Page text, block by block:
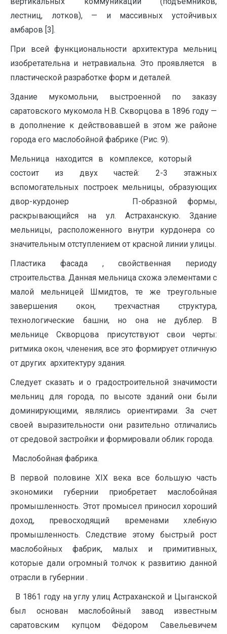
лестниц, лотков), — и массивных устойчивых
амбаров [3].
При всей функциональности архитектура мельниц
изобретательна и нетравиальна. Это проявляется в
пластической разработке форм и деталей.
Здание мукомольни, выстроенной по заказу
саратовского мукомола Н.В. Скворцова в 1896 году —
в дополнение к действовавшей в этом же районе
города его маслобойной фабрике (Рис. 9).
Мельница находится в комплексе, который
состоит из двух частей: 2-3 этажных
вспомогательных построек мельницы, образующих
двор-курдонер П-образной формы,
раскрывающийся на ул. Астраханскую. Здание
мельницы, расположенного внутри курдонера со
значительным отступлением от красной линии улицы.
Пластика фасада , свойственная периоду
строительства. Данная мельница схожа элементами с
малой мельницей Шмидтов, те же треугольные
завершения окон, трехчастная структура,
технологические башни, но она не дублер. В
мельнице Скворцова присутствуют свои черты:
ритмика окон, членения, все это формирует отличную
от других архитектуру здания.
Следует сказать и о градостроительной значимости
мельниц для города, по высоте зданий они были
доминирующими, являлись ориентирами. За счет
своей выразительности они разительно отличались
от средовой застройки и формировали облик города.
Маслобойная фабрика.
В первой половине XIX века все большую часть
экономики губернии приобретает маслобойная
промышленность. Этот промысел приносил хороший
доход, превосходящий временами хлебную
промышленность. Следствие этому быстрый рост
маслобойных фабрик, малых и примитивных,
которые дали огромный толчок к развитию данной
отрасли в губернии .
В 1861 году на углу улиц Астраханской и Цыганской
был основан маслобойный завод известным
саратовским купцом Фёдором Савельевичем